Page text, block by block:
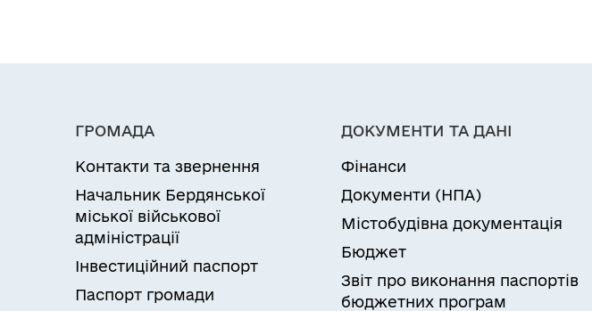
ГРОМАДА
Контакти та звернення
Начальник Бердянської
міської військової
адміністрації
Інвестиційний паспорт
Паспорт громади
ДОКУМЕНТИ ТА ДАНІ
Фінанси
Документи (НПА)
Містобудівна документація
Бюджет
Звіт про виконання паспортів
бюджетних програм